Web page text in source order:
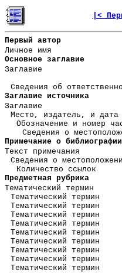
|<
Первый автор
Личное имя
Основное заглавие
Заглавие
Сведения об
Заглавие источника
Заглавие
Место, издатель, и дата
Обозначение и номер
Сведения о
Примечание о библиографии
Текст примечания
Сведения о
Количество ссылок
Предметная рубрика
Тематический термин
Тематический термин
Тематический термин
Тематический термин
Тематический термин
Тематический термин
Тематический термин
Тематический термин
Тематический термин
Тематический термин